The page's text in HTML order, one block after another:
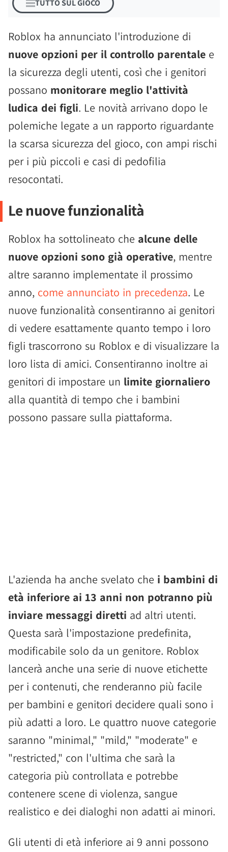
TUTTO SUL GIOCO
Roblox ha annunciato l'introduzione di
nuove opzioni per il controllo parentale e
la sicurezza degli utenti, così che i genitori
possano monitorare meglio l'attività
ludica dei figli. Le novità arrivano dopo le
polemiche legate a un rapporto riguardante
la scarsa sicurezza del gioco, con ampi rischi
per i più piccoli e casi di pedofilia
resocontati.
Le nuove funzionalità
Roblox ha sottolineato che alcune delle
nuove opzioni sono già operative, mentre
altre saranno implementate il prossimo
anno, come annunciato in precedenza. Le
nuove funzionalità consentiranno ai genitori
di vedere esattamente quanto tempo i loro
figli trascorrono su Roblox e di visualizzare la
loro lista di amici. Consentiranno inoltre ai
genitori di impostare un limite giornaliero
alla quantità di tempo che i bambini
possono passare sulla piattaforma.
L'azienda ha anche svelato che i bambini di
età inferiore ai 13 anni non potranno più
inviare messaggi diretti ad altri utenti.
Questa sarà l'impostazione predefinita,
modificabile solo da un genitore. Roblox
lancerà anche una serie di nuove etichette
per i contenuti, che renderanno più facile
per bambini e genitori decidere quali sono i
più adatti a loro. Le quattro nuove categorie
saranno "minimal," "mild," "moderate" e
"restricted," con l'ultima che sarà la
categoria più controllata e potrebbe
contenere scene di violenza, sangue
realistico e dei dialoghi non adatti ai minori.
Gli utenti di età inferiore ai 9 anni possono